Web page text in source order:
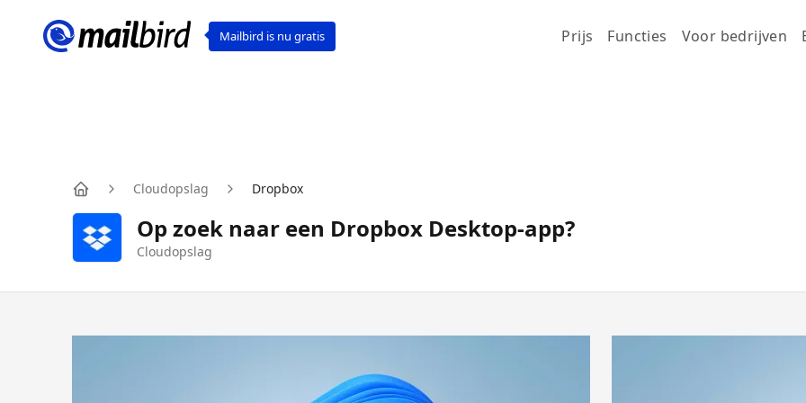
Mailbird is nu gratis Prijs Functies Voor bedrijven
Home
Cloudopslag Dropbox
Op zoek naar een Dropbox Desktop-app?
Cloudopslag